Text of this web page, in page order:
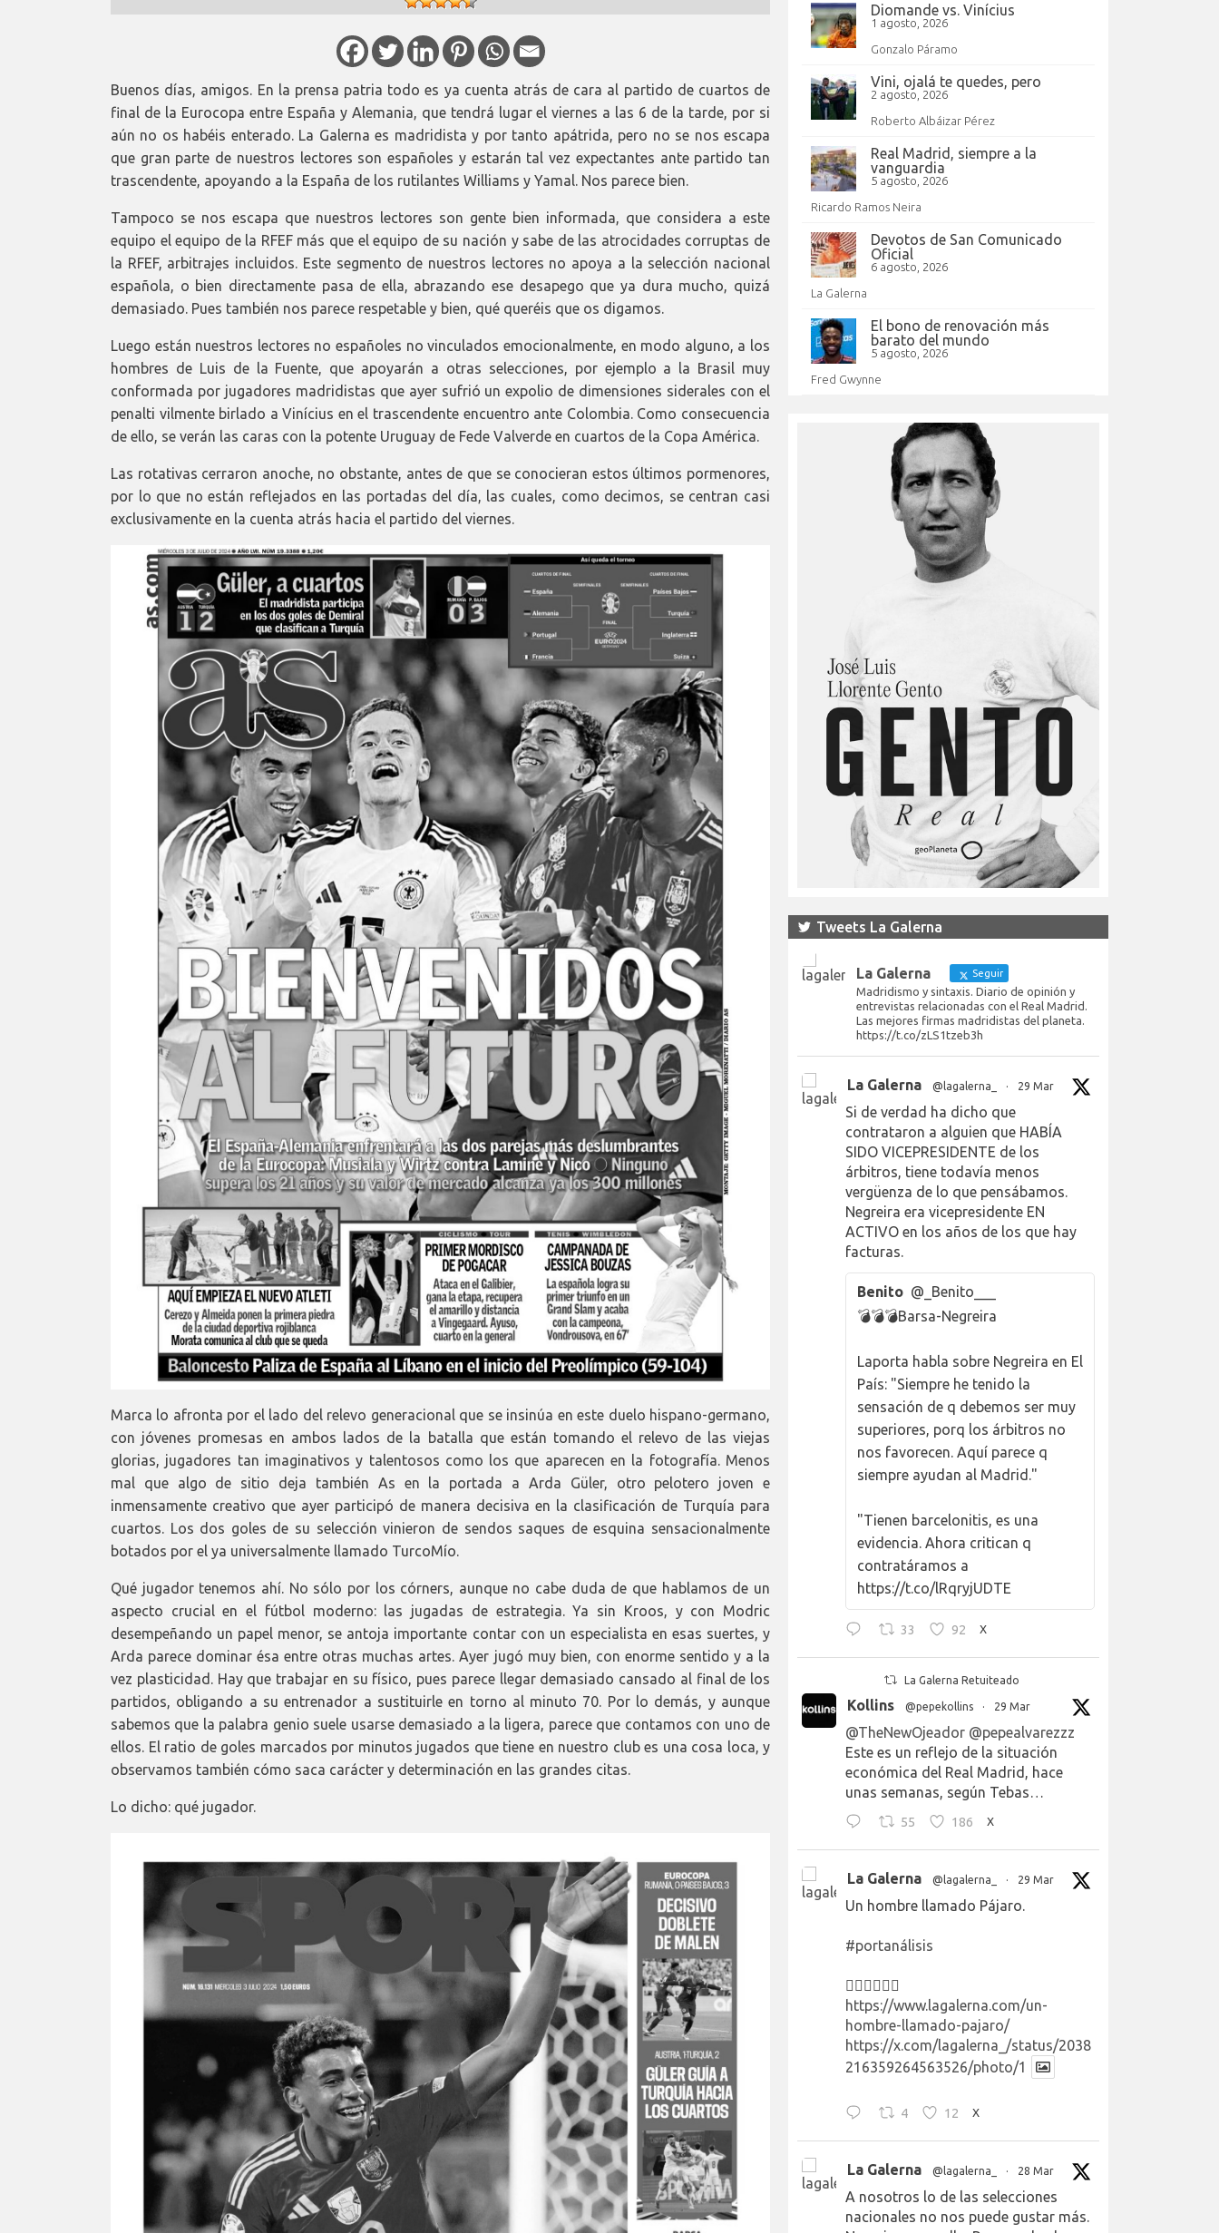
Buenos días, amigos. En la prensa patria todo es ya cuenta atrás de cara al partido de cuartos de
final de la Eurocopa entre España y Alemania, que tendrá lugar el viernes a las 6 de la tarde, por si
aún no os habéis enterado. La Galerna es madridista y por tanto apátrida, pero no se nos escapa
que gran parte de nuestros lectores son españoles y estarán tal vez expectantes ante partido tan
trascendente, apoyando a la España de los rutilantes Williams y Yamal. Nos parece bien.
Tampoco se nos escapa que nuestros lectores son gente bien informada, que considera a este
equipo el equipo de la RFEF más que el equipo de su nación y sabe de las atrocidades corruptas de
la RFEF, arbitrajes incluidos. Este segmento de nuestros lectores no apoya a la selección nacional
española, o bien directamente pasa de ella, abrazando ese desapego que ya dura mucho, quizá
demasiado. Pues también nos parece respetable y bien, qué queréis que os digamos.
Luego están nuestros lectores no españoles no vinculados emocionalmente, en modo alguno, a los
hombres de Luis de la Fuente, que apoyarán a otras selecciones, por ejemplo a la Brasil muy
conformada por jugadores madridistas que ayer sufrió un expolio de dimensiones siderales con el
penalti vilmente birlado a Vinícius en el trascendente encuentro ante Colombia. Como consecuencia
de ello, se verán las caras con la potente Uruguay de Fede Valverde en cuartos de la Copa América.
Las rotativas cerraron anoche, no obstante, antes de que se conocieran estos últimos pormenores,
por lo que no están reflejados en las portadas del día, las cuales, como decimos, se centran casi
exclusivamente en la cuenta atrás hacia el partido del viernes.
Marca lo afronta por el lado del relevo generacional que se insinúa en este duelo hispano-germano,
con jóvenes promesas en ambos lados de la batalla que están tomando el relevo de las viejas
glorias, jugadores tan imaginativos y talentosos como los que aparecen en la fotografía. Menos
mal que algo de sitio deja también As en la portada a Arda Güler, otro pelotero joven e
inmensamente creativo que ayer participó de manera decisiva en la clasificación de Turquía para
cuartos. Los dos goles de su selección vinieron de sendos saques de esquina sensacionalmente
botados por el ya universalmente llamado TurcoMío.
Qué jugador tenemos ahí. No sólo por los córners, aunque no cabe duda de que hablamos de un
aspecto crucial en el fútbol moderno: las jugadas de estrategia. Ya sin Kroos, y con Modric
desempeñando un papel menor, se antoja importante contar con un especialista en esas suertes, y
Arda parece dominar ésa entre otras muchas artes. Ayer jugó muy bien, con enorme sentido y a la
vez plasticidad. Hay que trabajar en su físico, pues parece llegar demasiado cansado al final de los
partidos, obligando a su entrenador a sustituirle en torno al minuto 70. Por lo demás, y aunque
sabemos que la palabra genio suele usarse demasiado a la ligera, parece que contamos con uno de
ellos. El ratio de goles marcados por minutos jugados que tiene en nuestro club es una cosa loca, y
observamos también cómo saca carácter y determinación en las grandes citas.
Lo dicho: qué jugador.
Diomande vs. Vinícius
1 agosto, 2026
Gonzalo Páramo
Vini, ojalá te quedes, pero
2 agosto, 2026
Roberto Albáizar Pérez
Real Madrid, siempre a la
vanguardia
5 agosto, 2026
Ricardo Ramos Neira
Devotos de San Comunicado
Oficial
6 agosto, 2026
La Galerna
El bono de renovación más
barato del mundo
5 agosto, 2026
Fred Gwynne
Tweets La Galerna
La Galerna Seguir
Madridismo y sintaxis. Diario de opinión y
entrevistas relacionadas con el Real Madrid.
Las mejores firmas madridistas del planeta.
https://t.co/zLS1tzeb3h
La Galerna @lagalerna_ · 29 Mar
Si de verdad ha dicho que
contrataron a alguien que HABÍA
SIDO VICEPRESIDENTE de los
árbitros, tiene todavía menos
vergüenza de lo que pensábamos.
Negreira era vicepresidente EN
ACTIVO en los años de los que hay
facturas.
Benito @_Benito___
💣💣💣Barsa-Negreira
Laporta habla sobre Negreira en El
País: "Siempre he tenido la
sensación de q debemos ser muy
superiores, porq los árbitros no
nos favorecen. Aquí parece q
siempre ayudan al Madrid."
"Tienen barcelonitis, es una
evidencia. Ahora critican q
contratáramos a
https://t.co/lRqryjUDTE
33 92 X
La Galerna Retuiteado
Kollins @pepekollins · 29 Mar
@TheNewOjeador @pepealvarezzz
Este es un reflejo de la situación
económica del Real Madrid, hace
unas semanas, según Tebas…
55 186 X
La Galerna @lagalerna_ · 29 Mar
Un hombre llamado Pájaro.
#portanálisis
👉🏻👉🏻👉🏻
https://www.lagalerna.com/un-
hombre-llamado-pajaro/
https://x.com/lagalerna_/status/2038
216359264563526/photo/1
4 12 X
La Galerna @lagalerna_ · 28 Mar
A nosotros lo de las selecciones
nacionales no nos puede gustar más.